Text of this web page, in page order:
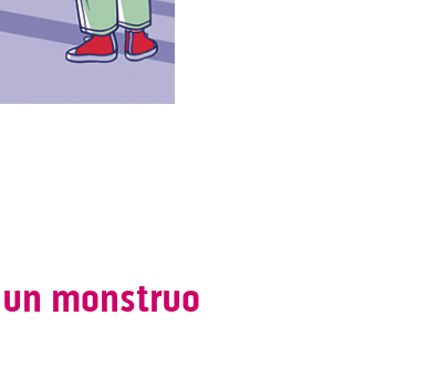
monstruo